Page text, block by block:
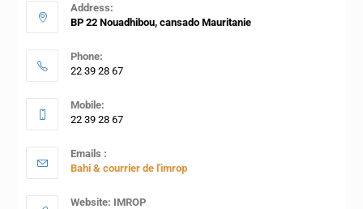
Address:
BP 22 Nouadhibou, cansado Mauritanie
Phone:
22 39 28 67
Mobile:
22 39 28 67
Emails :
Bahi & courrier de l'imrop
Website: IMROP